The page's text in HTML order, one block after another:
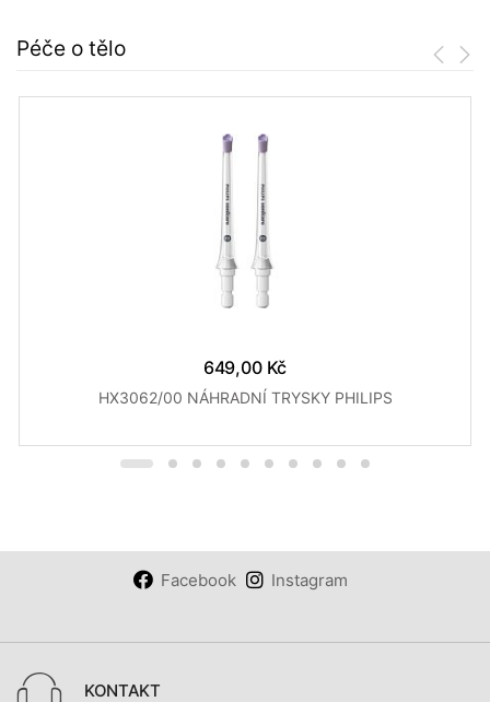
Péče o tělo
649,00 Kč
HX3062/00 NÁHRADNÍ TRYSKY PHILIPS
Facebook Instagram
KONTAKT